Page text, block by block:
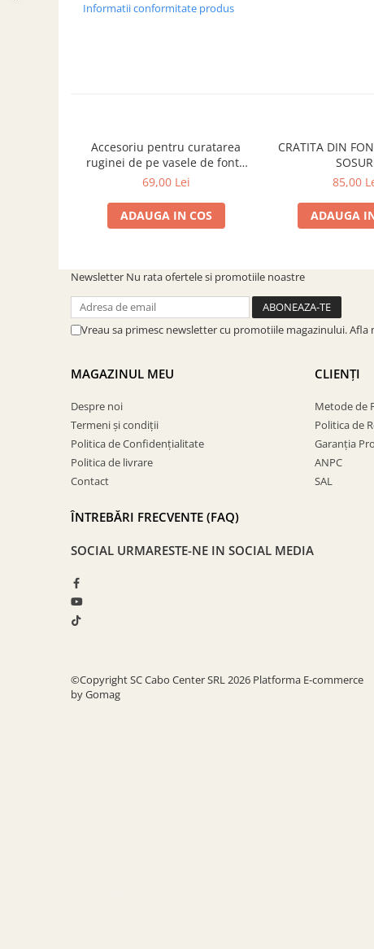
Coșuri de fum din otel
Irigații pentru grădină
Unelte pentru grădinărit
TIMP LIBER IN NATURA
DE CURATARE HORN
UZ GOSPODĂRESC
Informatii conformitate produs
Accesoriu pentru curatarea
ruginei de pe vasele de fonta
Lodge A-RUSTY1
69,00 Lei
ADAUGA IN COS
CRATITA DIN
85,00
ADAUGA
Newsletter Nu rata ofertele si promotiile noastre
Vreau sa primesc newsletter cu promotiile magazinului. Afla
MAGAZINUL MEU
Despre noi
Termeni și condiții
Politica de Confidențialitate
Politica de livrare
Contact
ÎNTREBĂRI FRECVENTE (FAQ)
CLIENȚI
Metode de
Politica de
Garanția
ANPC
SAL
SOCIAL URMARESTE-NE IN SOCIAL MEDIA
©Copyright SC Cabo Center SRL 2026 Platforma E-commerce
by Gomag